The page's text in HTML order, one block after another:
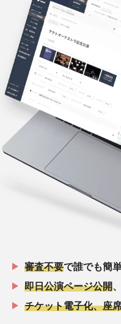
審査不要で誰でも簡
即日公演ページ公開
チケット電子化、座